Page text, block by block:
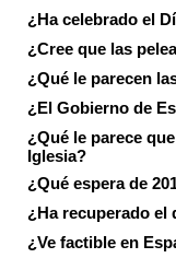
¿Ha celebrado el
¿Cree que las
¿Qué le parecen
¿El Gobierno de
¿Qué le parece
Iglesia?
¿Qué espera de
¿Ha recuperado el
¿Ve factible en